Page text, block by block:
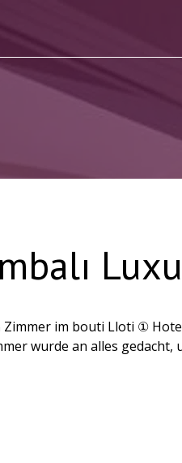
im bouti Lloti ①
wurde an alles